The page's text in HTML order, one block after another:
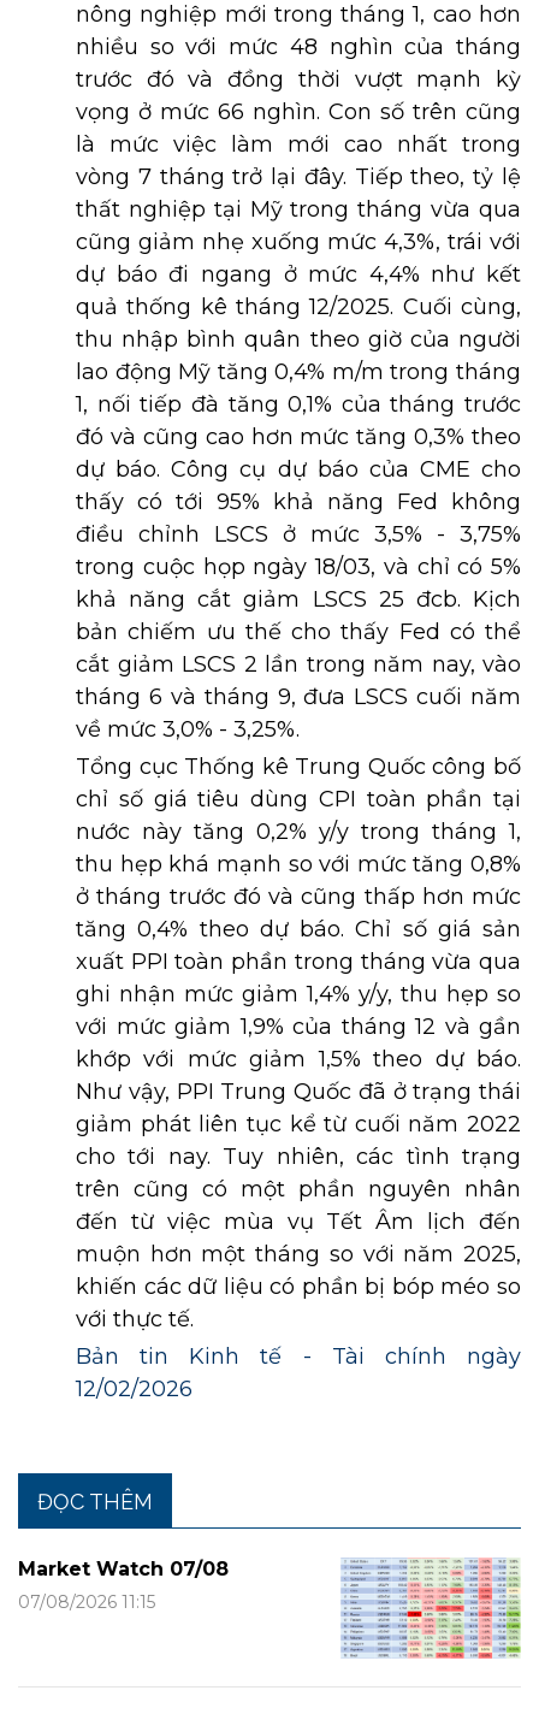
nông nghiệp mới trong tháng 1, cao hơn
nhiều so với mức 48 nghìn của tháng
trước đó và đồng thời vượt mạnh kỳ
vọng ở mức 66 nghìn. Con số trên cũng
là mức việc làm mới cao nhất trong
vòng 7 tháng trở lại đây. Tiếp theo, tỷ lệ
thất nghiệp tại Mỹ trong tháng vừa qua
cũng giảm nhẹ xuống mức 4,3%, trái với
dự báo đi ngang ở mức 4,4% như kết
quả thống kê tháng 12/2025. Cuối cùng,
thu nhập bình quân theo giờ của người
lao động Mỹ tăng 0,4% m/m trong tháng
1, nối tiếp đà tăng 0,1% của tháng trước
đó và cũng cao hơn mức tăng 0,3% theo
dự báo. Công cụ dự báo của CME cho
thấy có tới 95% khả năng Fed không
điều chỉnh LSCS ở mức 3,5% - 3,75%
trong cuộc họp ngày 18/03, và chỉ có 5%
khả năng cắt giảm LSCS 25 đcb. Kịch
bản chiếm ưu thế cho thấy Fed có thể
cắt giảm LSCS 2 lần trong năm nay, vào
tháng 6 và tháng 9, đưa LSCS cuối năm
về mức 3,0% - 3,25%.
Tổng cục Thống kê Trung Quốc công bố
chỉ số giá tiêu dùng CPI toàn phần tại
nước này tăng 0,2% y/y trong tháng 1,
thu hẹp khá mạnh so với mức tăng 0,8%
ở tháng trước đó và cũng thấp hơn mức
tăng 0,4% theo dự báo. Chỉ số giá sản
xuất PPI toàn phần trong tháng vừa qua
ghi nhận mức giảm 1,4% y/y, thu hẹp so
với mức giảm 1,9% của tháng 12 và gần
khớp với mức giảm 1,5% theo dự báo.
Như vậy, PPI Trung Quốc đã ở trạng thái
giảm phát liên tục kể từ cuối năm 2022
cho tới nay. Tuy nhiên, các tình trạng
trên cũng có một phần nguyên nhân
đến từ việc mùa vụ Tết Âm lịch đến
muộn hơn một tháng so với năm 2025,
khiến các dữ liệu có phần bị bóp méo so
với thực tế.
Bản tin Kinh tế - Tài chính ngày
12/02/2026
ĐỌC THÊM
Market Watch 07/08
07/08/2026 11:15